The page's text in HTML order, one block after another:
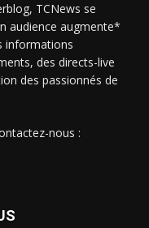
TCNews se
audience augmente*
informations
des directs-live
des passionnés de
nous :